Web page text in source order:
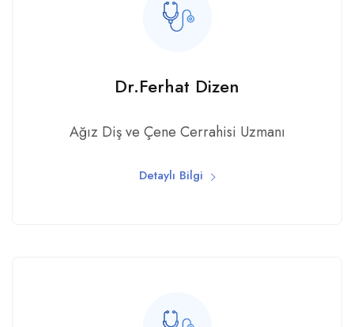
Dr.Ferhat Dizen
Ağız Diş ve Çene Cerrahisi Uzmanı
Detaylı Bilgi